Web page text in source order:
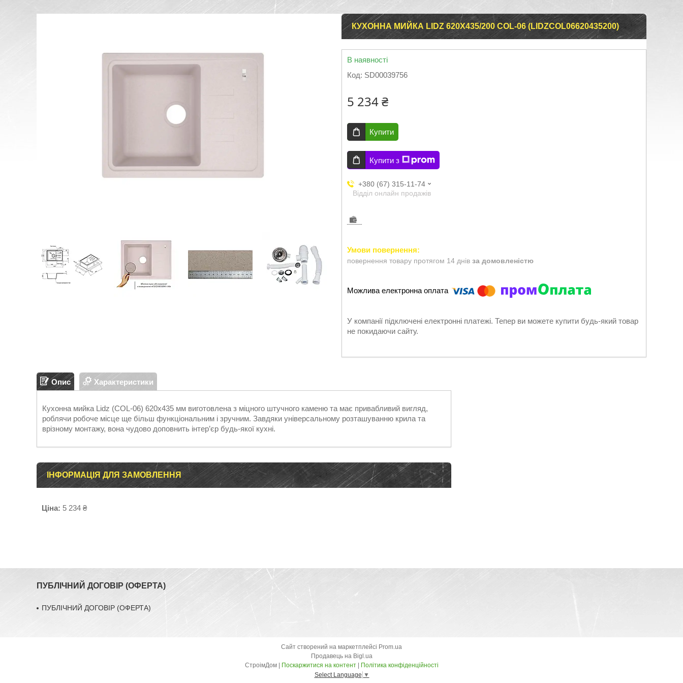
КУХОННА МИЙКА LIDZ 620X435/200 COL-06 (LIDZCOL06620435200)
В наявності
Код: SD00039756
5 234 ₴
Купити
Купити з
+380 (67) 315-11-74
Відділ онлайн продажів
повернення товару протягом 14 днів за домовленістю
У компанії підключені електронні платежі. Тепер ви можете купити будь-який товар
не покидаючи сайту.
Опис Характеристики
Кухонна мийка Lidz (COL-06) 620x435 мм виготовлена з міцного штучного каменю та має привабливий вигляд,
роблячи робоче місце ще більш функціональним і зручним. Завдяки універсальному розташуванню крила та
врізному монтажу, вона чудово доповнить інтер’єр будь-якої кухні.
ІНФОРМАЦІЯ ДЛЯ ЗАМОВЛЕННЯ
Ціна: 5 234 ₴
ПУБЛІЧНИЙ ДОГОВІР (ОФЕРТА)
ПУБЛІЧНИЙ ДОГОВІР (ОФЕРТА)
Сайт створений на маркетплейсі Prom.ua
Продавець на Bigl.ua
Поскаржитися на контент
Політика конфіденційності
Select Language ▼